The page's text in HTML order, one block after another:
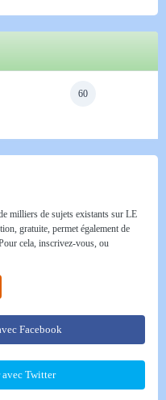
60
milliers de sujets existants sur LE
gratuite, permet également de
cela, inscrivez-vous, ou
Facebook
avec Twitter